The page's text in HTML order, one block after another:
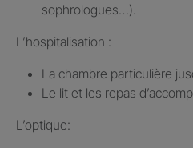
sophrologues…).​
L’hospitalisation : ​
La chambre particulière
Le lit et les repas
L’optique: